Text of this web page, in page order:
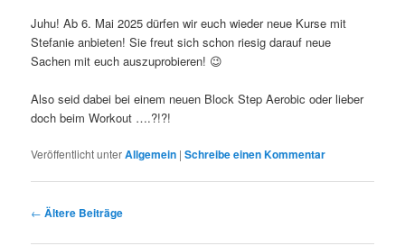
Juhu! Ab 6. Mai 2025 dürfen wir euch wieder neue Kurse mit
Stefanie anbieten! Sie freut sich schon riesig darauf neue
Sachen mit euch auszuprobieren! 😉
Also seid dabei bei einem neuen Block Step Aerobic oder lieber
doch beim Workout ….?!?!
Veröffentlicht unterAllgemein |Schreibe einen Kommentar
Beitragsnavigation
← Ältere Beiträge